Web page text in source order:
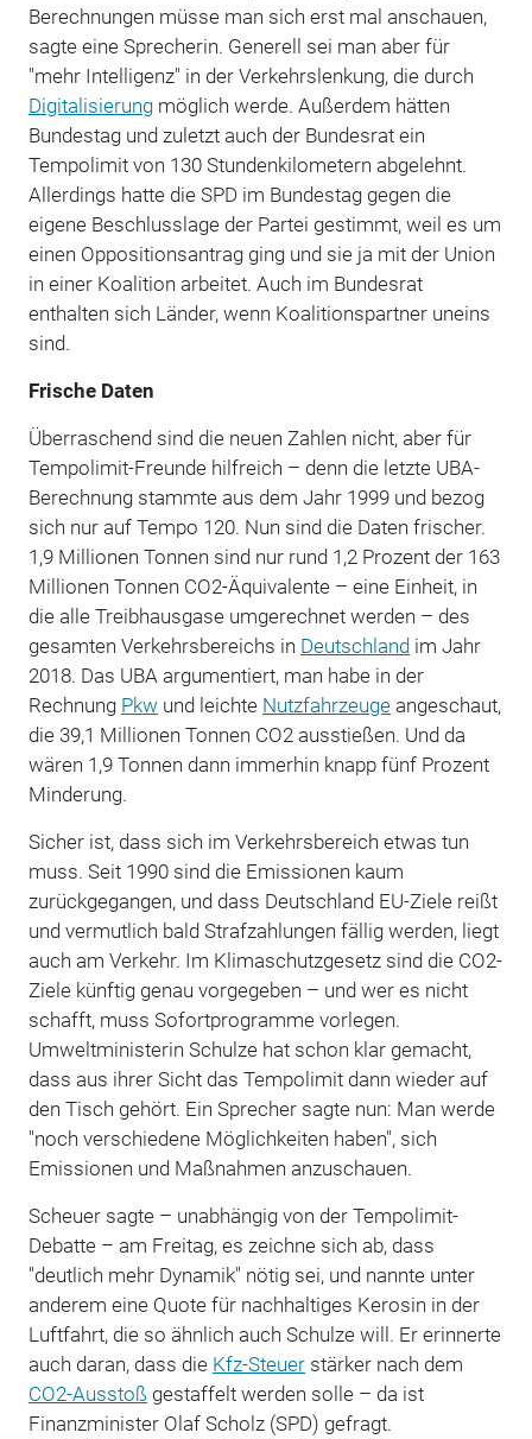
Berechnungen müsse man sich erst mal anschauen,
sagte eine Sprecherin. Generell sei man aber für
"mehr Intelligenz" in der Verkehrslenkung, die durch
Digitalisierungmöglich werde. Außerdem hätten
Bundestag und zuletzt auch der Bundesrat ein
Tempolimit von 130 Stundenkilometern abgelehnt.
Allerdings hatte die SPD im Bundestag gegen die
eigene Beschlusslage der Partei gestimmt, weil es um
einen Oppositionsantrag ging und sie ja mit der Union
in einer Koalition arbeitet. Auch im Bundesrat
enthalten sich Länder, wenn Koalitionspartner uneins
sind.
Frische Daten
Überraschend sind die neuen Zahlen nicht, aber für
Tempolimit-Freunde hilfreich – denn die letzte UBA-
Berechnung stammte aus dem Jahr 1999 und bezog
sich nur auf Tempo 120. Nun sind die Daten frischer.
1,9 Millionen Tonnen sind nur rund 1,2 Prozent der 163
Millionen Tonnen CO2-Äquivalente – eine Einheit, in
die alle Treibhausgase umgerechnet werden – des
gesamten Verkehrsbereichs in Deutschlandim Jahr
2018. Das UBA argumentiert, man habe in der
Rechnung Pkw und leichte Nutzfahrzeugeangeschaut,
die 39,1 Millionen Tonnen CO2 ausstießen. Und da
wären 1,9 Tonnen dann immerhin knapp fünf Prozent
Minderung.
Sicher ist, dass sich im Verkehrsbereich etwas tun
muss. Seit 1990 sind die Emissionen kaum
zurückgegangen, und dass Deutschland EU-Ziele reißt
und vermutlich bald Strafzahlungen fällig werden, liegt
auch am Verkehr. Im Klimaschutzgesetz sind die CO2-
Ziele künftig genau vorgegeben – und wer es nicht
schafft, muss Sofortprogramme vorlegen.
Umweltministerin Schulze hat schon klar gemacht,
dass aus ihrer Sicht das Tempolimit dann wieder auf
den Tisch gehört. Ein Sprecher sagte nun: Man werde
"noch verschiedene Möglichkeiten haben", sich
Emissionen und Maßnahmen anzuschauen.
Scheuer sagte – unabhängig von der Tempolimit-
Debatte – am Freitag, es zeichne sich ab, dass
"deutlich mehr Dynamik" nötig sei, und nannte unter
anderem eine Quote für nachhaltiges Kerosin in der
Luftfahrt, die so ähnlich auch Schulze will. Er erinnerte
auch daran, dass die Kfz-Steuerstärker nach dem
CO2-Ausstoß gestaffelt werden solle – da ist
Finanzminister Olaf Scholz (SPD) gefragt.